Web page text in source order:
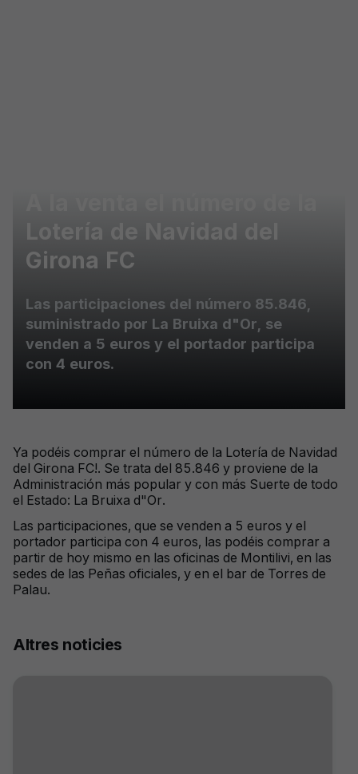
Lotería de Navidad del
Girona FC
Las participaciones del número 85.846,
suministrado por La Bruixa d"Or, se
venden a 5 euros y el portador participa
con 4 euros.
Ya podéis comprar el número de la Lotería de Navidad
del Girona FC!. Se trata del 85.846 y proviene de la
Administración más popular y con más Suerte de todo
el Estado: La Bruixa d"Or.
Las participaciones, que se venden a 5 euros y el
portador participa con 4 euros, las podéis comprar a
partir de hoy mismo en las oficinas de Montilivi, en las
sedes de las Peñas oficiales, y en el bar de Torres de
Palau.
Altres noticies